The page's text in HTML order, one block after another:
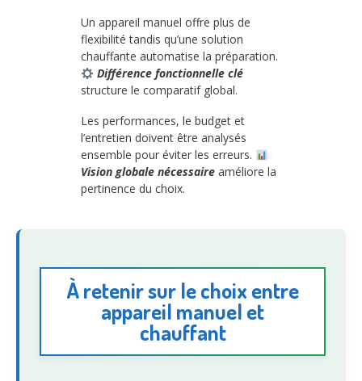
Un appareil manuel offre plus de
flexibilité tandis qu’une solution
chauffante automatise la préparation.
Différence fonctionnelle clé
structure le comparatif global.
Les performances, le budget et
l’entretien doivent être analysés
ensemble pour éviter les erreurs.
Vision globale nécessaire améliore la
pertinence du choix.
À retenir sur le choix entre
appareil manuel et
chauffant